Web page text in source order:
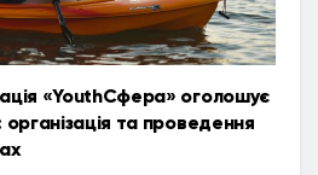
«YouthСфера» оголошує
та проведення